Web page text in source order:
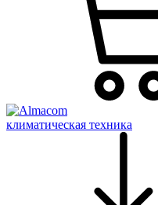
климатическая техника